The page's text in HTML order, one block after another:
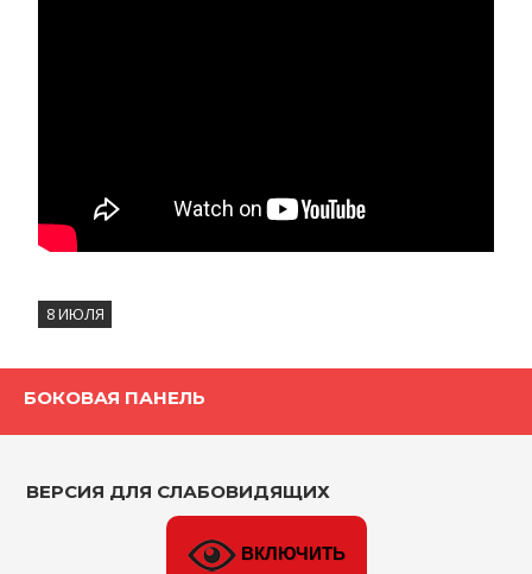
8 ИЮЛЯ
БОКОВАЯ ПАНЕЛЬ
ВЕРСИЯ ДЛЯ СЛАБОВИДЯЩИХ
ВКЛЮЧИТЬ